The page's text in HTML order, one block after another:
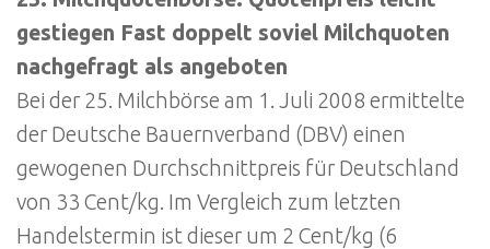
gestiegen Fast doppelt soviel Milchquoten
nachgefragt als angeboten
Bei der 25. Milchbörse am 1. Juli 2008 ermittelte
der Deutsche Bauernverband (DBV) einen
gewogenen Durchschnittpreis für Deutschland
von 33 Cent/kg. Im Vergleich zum letzten
Handelstermin ist dieser um 2 Cent/kg (6